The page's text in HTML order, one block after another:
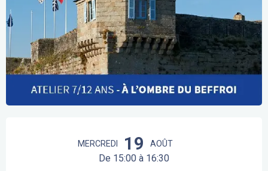
MERCREDI 19 AOÛT
De 15:00 à 16:30